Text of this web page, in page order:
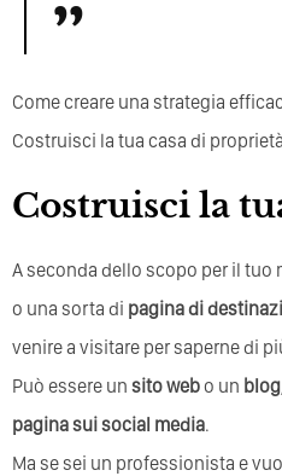
Come creare una strategia
Costruisci la tua casa di
Costruisci la
A seconda dello scopo per il tuo
o una sorta di pagina di
venire a visitare per saperne di
Può essere un sito webo un blog
pagina sui social media.
Ma se sei un professionista e